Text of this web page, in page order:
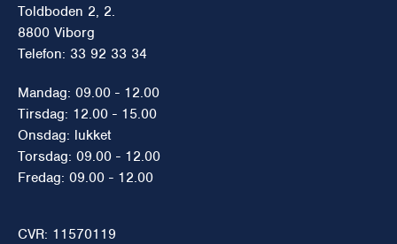
Toldboden 2, 2.
8800 Viborg
Telefon: 33 92 33 34
Mandag: 09.00 - 12.00
Tirsdag: 12.00 - 15.00
Onsdag: lukket
Torsdag: 09.00 - 12.00
Fredag: 09.00 - 12.00
CVR: 11570119